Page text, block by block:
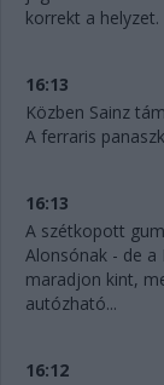
korrekt a helyzet.
16:13
Közben Sainz
A ferraris
16:13
A szétkopott
Alonsónak - de a
maradjon kint,
autózható...
16:12